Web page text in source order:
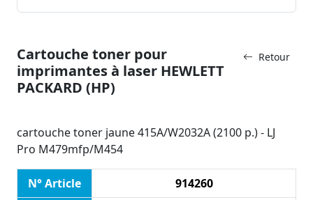
Retour
Cartouche toner pour
imprimantes à laser HEWLETT
PACKARD (HP)
cartouche toner jaune 415A/W2032A (2100 p.) - LJ
Pro M479mfp/M454
N° Article
914260